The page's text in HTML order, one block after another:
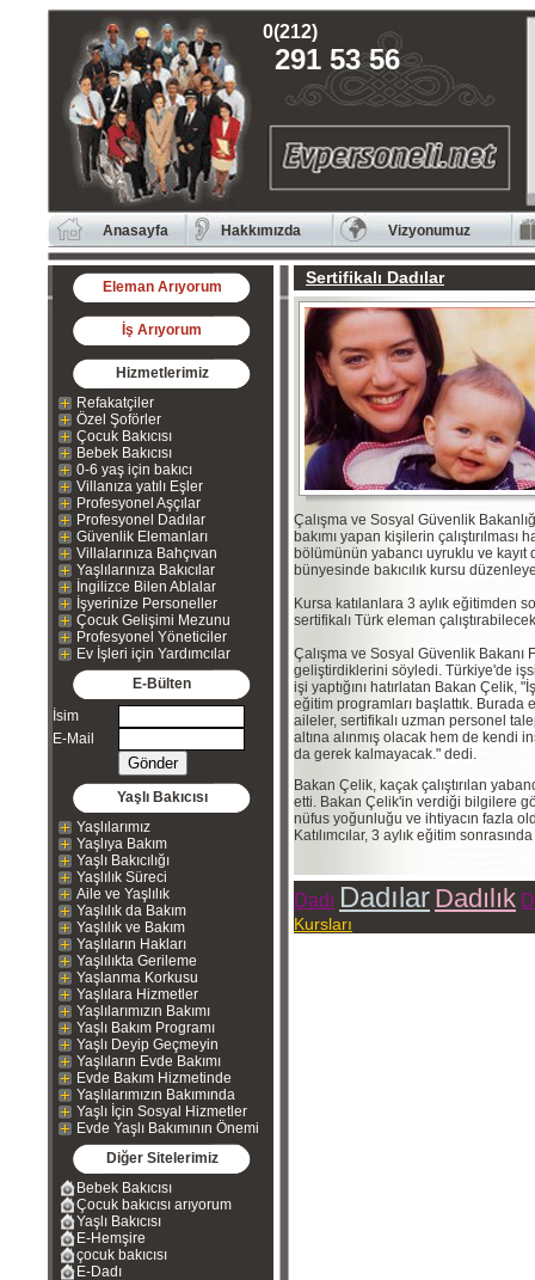
0(212)
291 53 56
Anasayfa Hakkımızda Vizyonumuz
Eleman Arıyorum
İş Arıyorum
Hizmetlerimiz
Refakatçiler
Özel Şoförler
Çocuk Bakıcısı
Bebek Bakıcısı
0-6 yaş için bakıcı
Villanıza yatılı Eşler
Profesyonel Aşçılar
Profesyonel Dadılar
Güvenlik Elemanları
Villalarınıza Bahçıvan
Yaşlılarınıza Bakıcılar
İngilizce Bilen Ablalar
İşyerinize Personeller
Çocuk Gelişimi Mezunu
Profesyonel Yöneticiler
Ev İşleri için Yardımcılar
E-Bülten
İsim
E-Mail
Yaşlı Bakıcısı
Yaşlılarımız
Yaşlıya Bakım
Yaşlı Bakıcılığı
Yaşlılık Süreci
Aile ve Yaşlılık
Yaşlılık da Bakım
Yaşlılık ve Bakım
Yaşlıların Hakları
Yaşlılıkta Gerileme
Yaşlanma Korkusu
Yaşlılara Hizmetler
Yaşlılarımızın Bakımı
Yaşlı Bakım Programı
Yaşlı Deyip Geçmeyin
Yaşlıların Evde Bakımı
Evde Bakım Hizmetinde
Yaşlılarımızın Bakımında
Yaşlı İçin Sosyal Hizmetler
Evde Yaşlı Bakımının Önemi
Diğer Sitelerimiz
Bebek Bakıcısı
Çocuk bakıcısı arıyorum
Yaşlı Bakıcısı
E-Hemşire
çocuk bakıcısı
E-Dadı
Sertifikalı Dadılar
Çalışma ve Sosyal Güvenlik
bakımı yapan kişilerin
bölümünün yabancı uyruklu ve kayıt
bünyesinde bakıcılık kursu
Kursa katılanlara 3 aylık eğitimden
sertifikalı Türk eleman
Çalışma ve Sosyal Güvenlik Bakanı
geliştirdiklerini söyledi. Türkiye'de
işi yaptığını hatırlatan Bakan Çelik,
eğitim programları başlattık.
aileler, sertifikalı uzman personel
altına alınmış olacak hem de kendi
da gerek kalmayacak." dedi.
Bakan Çelik, kaçak çalıştırılan
etti. Bakan Çelik'in verdiği bilgilere
nüfus yoğunluğu ve ihtiyacın fazla
Katılımcılar, 3 aylık eğitim
Dadı Dadılar Dadılık
Kursları